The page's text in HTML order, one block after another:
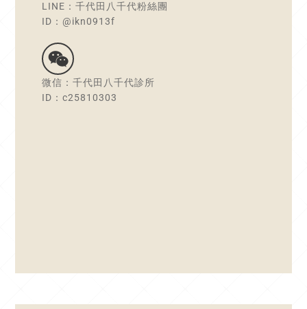
LINE：千代田八千代粉絲團
ID：@ikn0913f
微信：千代田八千代診所
ID：c25810303